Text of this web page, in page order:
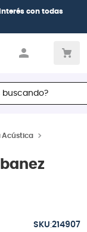
con todas
Acústica
:214907